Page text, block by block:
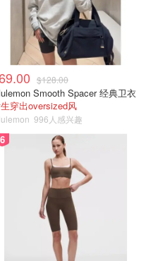
版权属于原作者
$128.00
Smooth Spacer 经典卫衣
穿出oversized风
996人感兴趣
6